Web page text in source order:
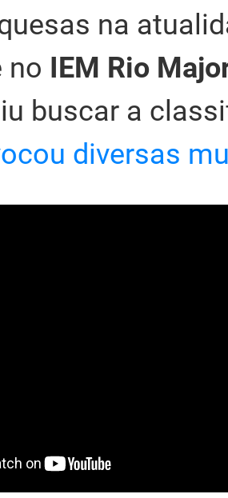
na
no IEM Rio
buscar a
diversas